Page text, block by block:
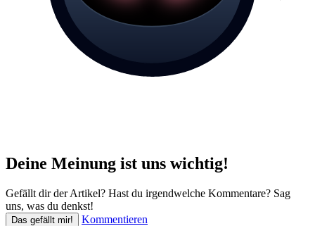
Deine Meinung ist uns wichtig!
Gefällt dir der Artikel? Hast du irgendwelche Kommentare? Sag
uns, was du denkst!
Das gefällt mir! Kommentieren